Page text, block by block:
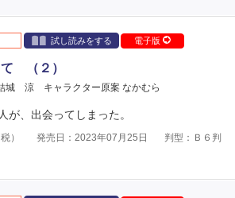
試し読みをする 電子版
（２）
城 涼 キャラクター原案 なかむら
が、出会ってしまった。
） 発売日：2023年07月25日 判型：Ｂ６判